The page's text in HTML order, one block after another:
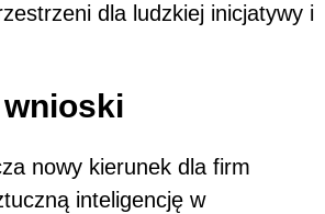
dla ludzkiej inicjatywy i
nowy kierunek dla firm
inteligencję w